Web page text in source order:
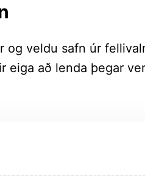
og veldu safn úr
að lenda þegar